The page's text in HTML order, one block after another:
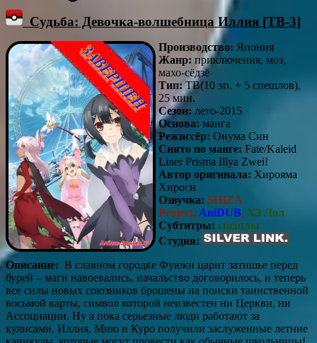
Судьба: Девочка-волшебница Иллия [ТВ-3]
Производство: Япония
Жанр: приключения, моэ,
махо-сёдзё
Тип:ТВ(10 эп. + 5 спешлов),
25 мин.
Сезон: лето-2015
Основа: манга
Режиссёр: Онума Син
Снято по манге: Fate/Kaleid
Liner Prisma Illya Zwei!
Автор оригинала: Хирояма
Хироси
Озвучка: SHIZA
Project, AniDUB, ХЗ Лол
Субтитры: спешлы
Студия:
Описание: В славном городке Фуюки царит затишье перед
бурей – маги навоевались, начальство договорилось, и теперь
все силы новых союзников брошены на поиски таинственной
восьмой карты, символ которой неизвестен ни Церкви, ни
Ассоциации. Ну а пока серьезные люди работают за
кулисами, Иллия, Мию и Куро получили заслуженные летние